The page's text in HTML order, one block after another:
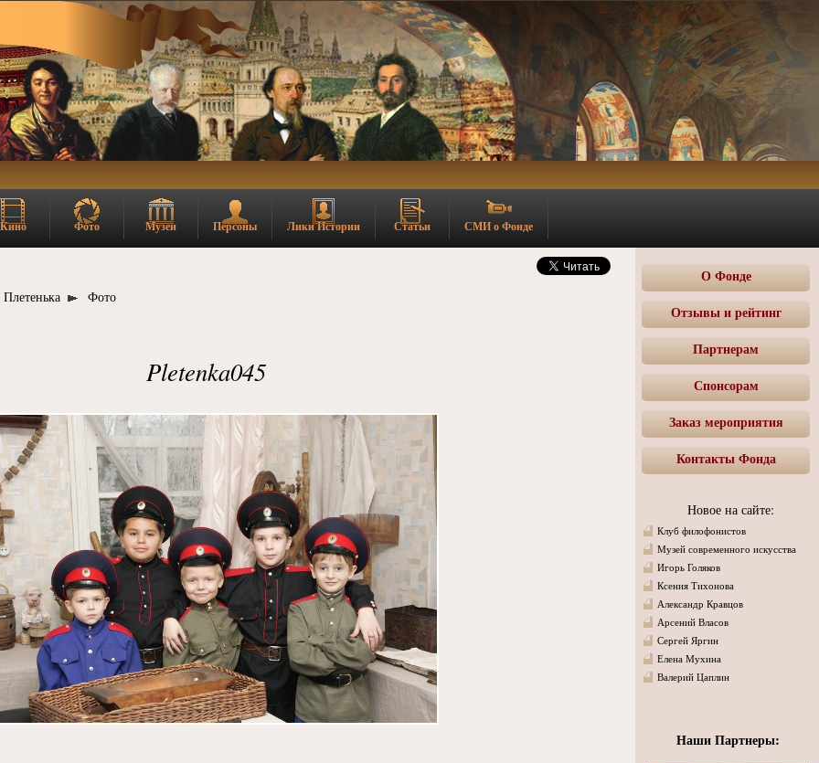
Кино Фото Музеи Персоны Лики Истории Статьи СМИ о Фонде
Плетенька Фото
Pletenka045
О Фонде
Отзывы и рейтинг
Партнерам
Спонсорам
Заказ мероприятия
Контакты Фонда
Новое на сайте:
Клуб филофонистов
Музей современного искусства
Игорь Голяков
Ксения Тихонова
Александр Кравцов
Арсений Власов
Сергей Яргин
Елена Мухина
Валерий Цаплин
Наши Партнеры: